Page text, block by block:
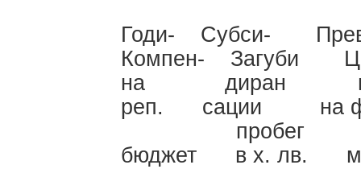
Годи- Субси-
Компен- Загуби
на диран
реп. сации на
пробег х.
бюджет в х.